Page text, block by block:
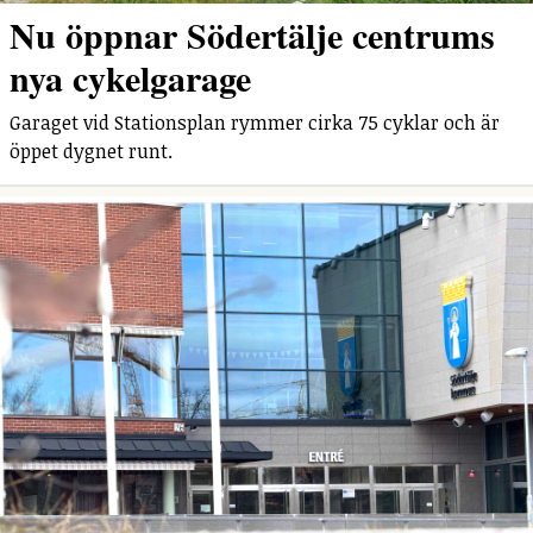
Nu öppnar Södertälje centrums
nya cykelgarage
Garaget vid Stationsplan rymmer cirka 75 cyklar och är
öppet dygnet runt.